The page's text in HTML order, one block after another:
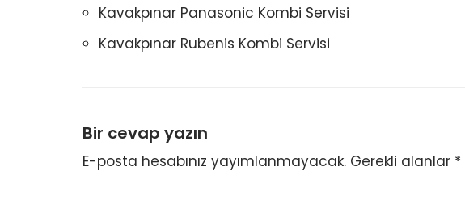
Kavakpınar Panasonic Kombi Servisi
Kavakpınar Rubenis Kombi Servisi
Bir cevap yazın
E-posta hesabınız yayımlanmayacak. Gerekli alanlar *